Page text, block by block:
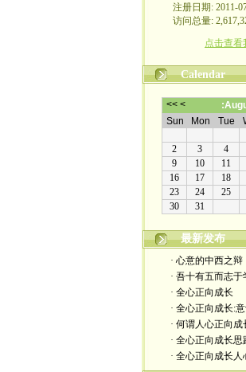
注册日期: 2011-
访问总量:
点击查看
Calendar
最新发布
· 心意的中西之
· 吾十有五而志
· 全心正向成长
· 全心正向成长:
· 何谓人心正向
· 全心正向成长思
· 全心正向成长